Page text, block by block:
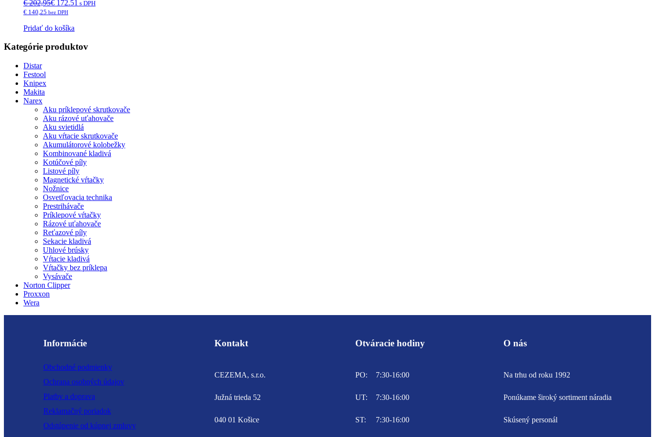
€ 202,95€ 172.51 s DPH
€ 140,25 bez DPH
Pridať do košíka
Kategórie produktov
Distar
Festool
Knipex
Makita
Narex
Aku príklepové skrutkovače
Aku rázové uťahovače
Aku svietidlá
Aku vŕtacie skrutkovače
Akumulátorové kolobežky
Kombinované kladivá
Kotúčové píly
Listové píly
Magnetické vŕtačky
Nožnice
Osvetľovacia technika
Prestrihávače
Príklepové vŕtačky
Rázové uťahovače
Reťazové píly
Sekacie kladivá
Uhlové brúsky
Vŕtacie kladivá
Vŕtačky bez príklepa
Vysávače
Norton Clipper
Proxxon
Wera
Informácie
Obchodné podmienky
Ochrana osobných údajov
Platby a doprava
Reklamačný poriadok
Odstúpenie od kúpnej zmluvy
Kontakt
CEZEMA, s.r.o.
Južná trieda 52
040 01 Košice
Otváracie hodiny
PO: 7:30-16:00
UT: 7:30-16:00
ST: 7:30-16:00
O nás
Na trhu od roku 1992
Ponúkame široký sortiment náradia
Skúsený personál